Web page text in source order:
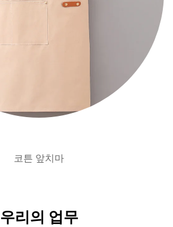
코튼 앞치마
우리의 업무